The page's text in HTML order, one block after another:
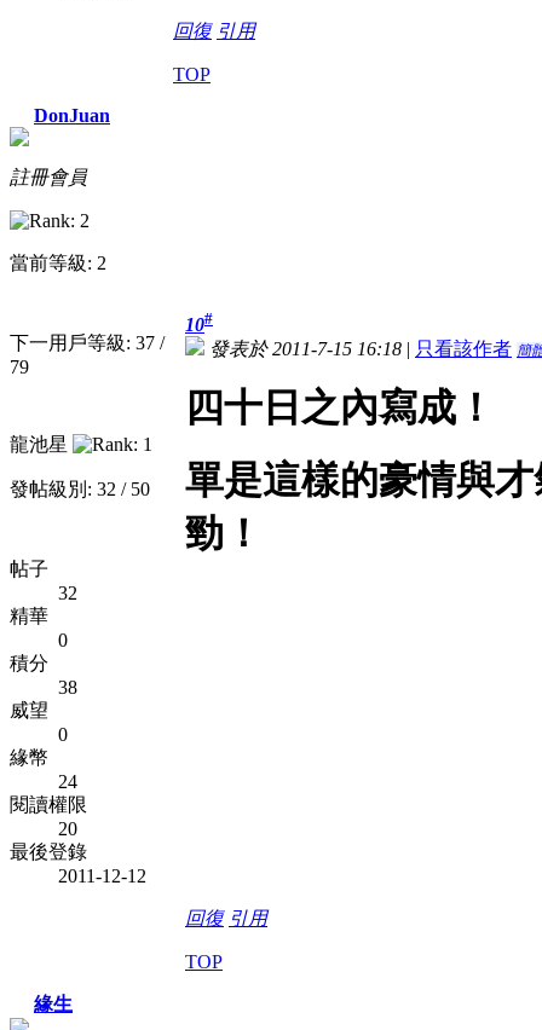
回復 引用
TOP
DonJuan
註冊會員
當前等級: 2
下一用戶等級: 37 /
79
龍池星
發帖級別: 32 / 50
帖子
32
精華
0
積分
38
威望
0
緣幣
24
閱讀權限
20
最後登錄
2011-12-12
10#
發表於 2011-7-15 16:18 | 只看該作者 簡
四十日之內寫成！
單是這樣的豪情與
勁！
回復 引用
TOP
緣生